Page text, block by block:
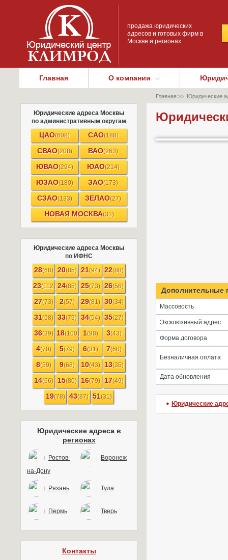
продажа юридических
адресов и готовых фирм в
Москве и регионах
Главная О компании
Юридические адреса Москвы
по административным округам
ЦАО(608) САО(188)
СВАО(208) ВАО(263)
ЮВАО(294) ЮАО(214)
ЮЗАО(180) ЗАО(173)
СЗАО(133) ЗЕЛАО(27)
НОВАЯ МОСКВА(31)
Юридические адреса Москвы
по ИФНС
28(68) 20(85) 21(94) 22(88)
23(112) 24(85) 25(73) 26(56)
27(73) 2(57) 29(81) 30(34)
31(58) 33(79) 34(54) 35(27)
36(39) 18(100) 1(98) 3(43)
4(70) 5(79) 6(31) 7(60)
8(59) 9(68) 10(43) 13(35)
14(66) 15(80) 16(79) 17(49)
19(78) 43(87) 51(31)
Юридические адреса в
регионах
Ростов-
на-Дону
Воронеж
Рязань Тула
Пермь Тверь
Контакты
Главная >> Юридические
Дополнительные
Массовость
Эксклюзивный адрес
Форма договора
Безналичная оплата
Дата обновления
Юридические